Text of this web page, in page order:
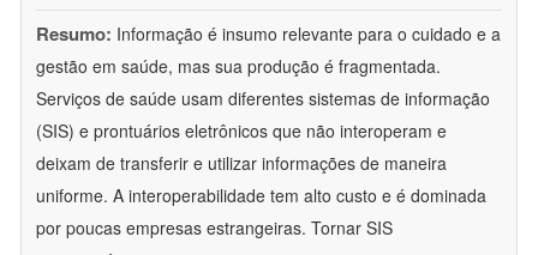
Resumo: Informação é insumo relevante para o cuidado e a
gestão em saúde, mas sua produção é fragmentada.
Serviços de saúde usam diferentes sistemas de informação
(SIS) e prontuários eletrônicos que não interoperam e
deixam de transferir e utilizar informações de maneira
uniforme. A interoperabilidade tem alto custo e é dominada
por poucas empresas estrangeiras. Tornar SIS